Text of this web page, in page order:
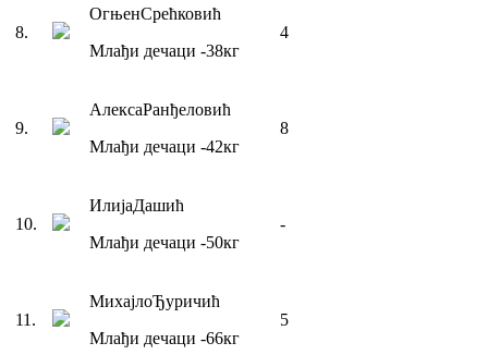
8.
ОгњенСрећковић
Млађи дечаци -38кг
4
9.
АлексаРанђеловић
Млађи дечаци -42кг
8
10.
ИлијаДашић
Млађи дечаци -50кг
-
11 .
МихајлоЂуричић
Млађи дечаци -66кг
5